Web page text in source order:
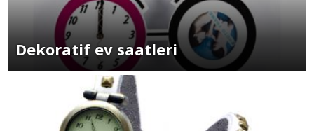
Dekoratif ev saatleri